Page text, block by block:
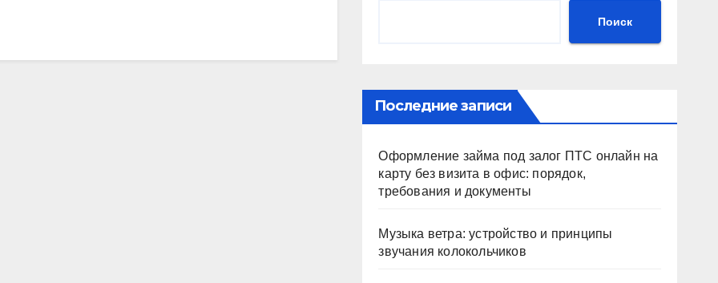
Поиск
Последние записи
Оформление займа под залог ПТС онлайн на
карту без визита в офис: порядок,
требования и документы
Музыка ветра: устройство и принципы
звучания колокольчиков